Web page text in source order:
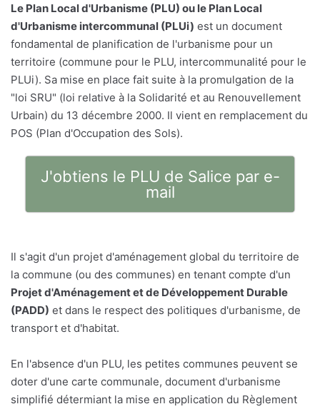
Le Plan Local d'Urbanisme (PLU) ou le Plan Local
d'Urbanisme intercommunal (PLUi) est un document
fondamental de planification de l'urbanisme pour un
territoire (commune pour le PLU, intercommunalité pour le
PLUi). Sa mise en place fait suite à la promulgation de la
"loi SRU" (loi relative à la Solidarité et au Renouvellement
Urbain) du 13 décembre 2000. Il vient en remplacement du
POS (Plan d'Occupation des Sols).
J'obtiens le PLU de Salice par e-
mail
Il s'agit d'un projet d'aménagement global du territoire de
la commune (ou des communes) en tenant compte d'un
Projet d'Aménagement et de Développement Durable
(PADD) et dans le respect des politiques d'urbanisme, de
transport et d'habitat.
En l'absence d'un PLU, les petites communes peuvent se
doter d'une carte communale, document d'urbanisme
simplifié détermiant la mise en application du Règlement